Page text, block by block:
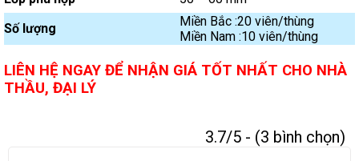
Số lượng
Miền Bắc :20 viên/thùng
Miền Nam :10 viên/thùng
LIÊN HỆ NGAY ĐỂ NHẬN GIÁ TỐT NHẤT CHO NHÀ
THẦU, ĐẠI LÝ
3.7/5 - (3 bình chọn)